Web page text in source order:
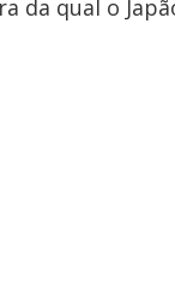
da qual o